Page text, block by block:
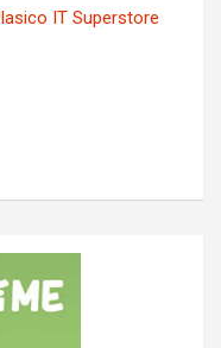
IT Superstore